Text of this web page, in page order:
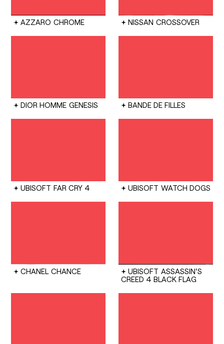
AZZARO CHROME NISSAN CROSSOVER
DIOR HOMME GENESIS BANDE DE FILLES
UBISOFT FAR CRY 4 UBISOFT WATCH DOGS
CHANEL CHANCE UBISOFT ASSASSIN'S
CREED 4 BLACK FLAG